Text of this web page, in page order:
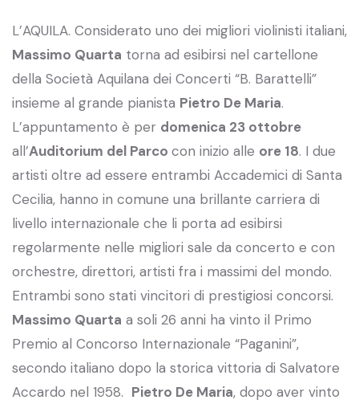
L’AQUILA. Considerato uno dei migliori violinisti italiani,
Massimo Quarta torna ad esibirsi nel cartellone
della Società Aquilana dei Concerti “B. Barattelli”
insieme al grande pianista Pietro De Maria.
L’appuntamento è per domenica 23 ottobre
all’Auditorium del Parco con inizio alle ore 18. I due
artisti oltre ad essere entrambi Accademici di Santa
Cecilia, hanno in comune una brillante carriera di
livello internazionale che li porta ad esibirsi
regolarmente nelle migliori sale da concerto e con
orchestre, direttori, artisti fra i massimi del mondo.
Entrambi sono stati vincitori di prestigiosi concorsi.
Massimo Quarta a soli 26 anni ha vinto il Primo
Premio al Concorso Internazionale “Paganini”,
secondo italiano dopo la storica vittoria di Salvatore
Accardo nel 1958. Pietro De Maria, dopo aver vinto